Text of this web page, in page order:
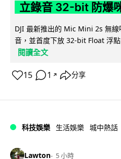
立錄音 32-bit 防爆
DJI 最新推出的 Mic Mini 2s 無
音，並首度下放 32-bit Float 浮
閱讀全文
15 1 ↗ 分享
科技娛樂 生活娛樂 城中熱話
Lawton 5 小時